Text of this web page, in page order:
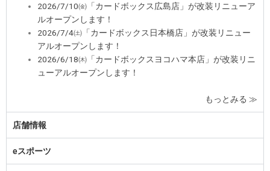
2026/7/10㈮「カードボックス広島店」が改装リニューア
ルオープンします！
2026/7/4㈯「カードボックス日本橋店」が改装リニュー
アルオープンします！
2026/6/18㈭「カードボックスヨコハマ本店」が改装リニ
ューアルオープンします！
もっとみる ≫
店舗情報
eスポーツ